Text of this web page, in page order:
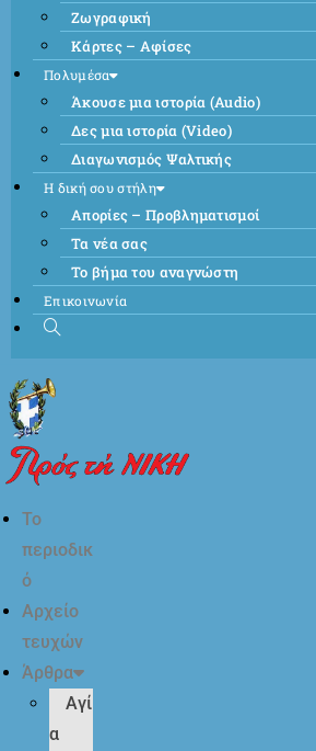
Ζωγραφική
Κάρτες – Αφίσες
Πολυμέσα
Άκουσε μια ιστορία (Audio)
Δες μια ιστορία (Video)
Διαγωνισμός Ψαλτικής
Η δική σου στήλη
Απορίες – Προβληματισμοί
Τα νέα σας
Το βήμα του αναγνώστη
Επικοινωνία
Το
περιοδικ
ό
Αρχείο
τευχών
Άρθρα
Αγί
α